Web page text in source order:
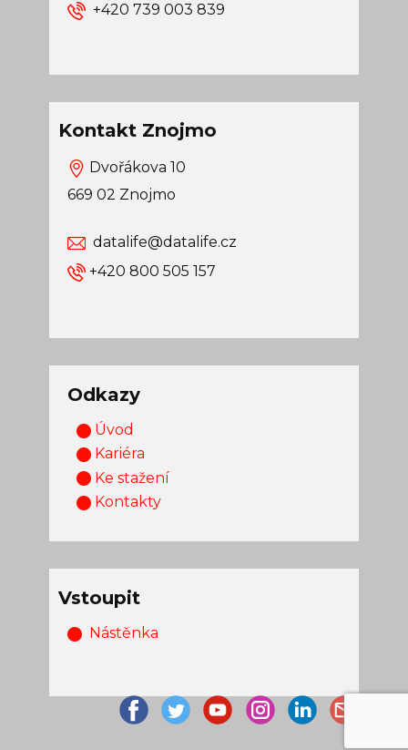
​+420 739 003 839
Kontakt Znojmo
Dvořákova 10
669 02 Znojmo
datalife@datalife.cz
+420 800 505 157
Odkazy
Úvod
Kariéra
Ke stažení
Kontakty
Vstoupit
Nástěnka